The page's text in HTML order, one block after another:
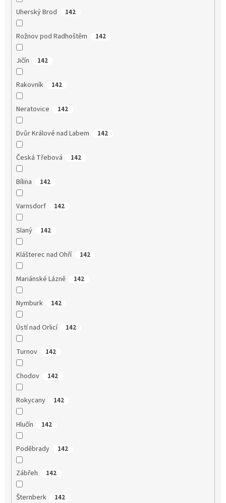
Uherský Brod 142
Rožnov pod Radhoštěm 142
Jičín 142
Rakovník 142
Neratovice 142
Dvůr Králové nad Labem 142
Česká Třebová 142
Bílina 142
Varnsdorf 142
Slaný 142
Klášterec nad Ohří 142
Mariánské Lázně 142
Nymburk 142
Ústí nad Orlicí 142
Turnov 142
Chodov 142
Rokycany 142
Hlučín 142
Poděbrady 142
Zábřeh 142
Šternberk 142